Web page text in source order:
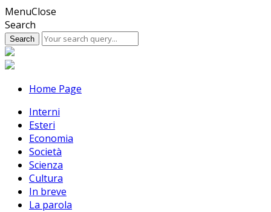
Skip
to
content
MenuClose
Search
Home Page
Interni
Esteri
Economia
Società
Scienza
Cultura
In breve
La parola